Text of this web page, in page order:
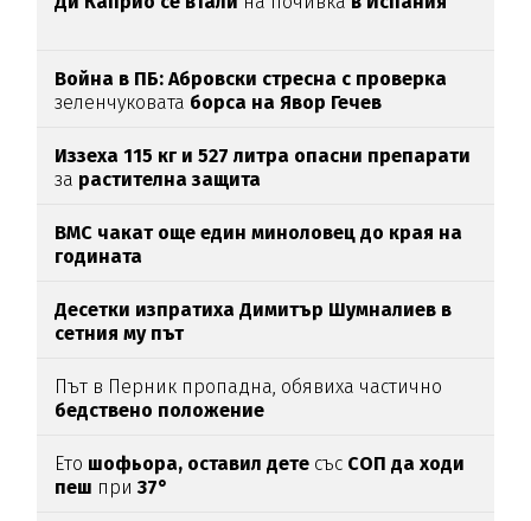
Война в ПБ: Абровски стресна с проверка
зеленчуковата борса на Явор Гечев
Иззеха 115 кг и 527 литра опасни препарати
за растителна защита
ВМС чакат още един миноловец до края на
годината
Десетки изпратиха Димитър Шумналиев в
сетния му път
Път в Перник пропадна, обявиха частично
бедствено положение
Ето шофьора, оставил дете със СОП да ходи
пеш при37°